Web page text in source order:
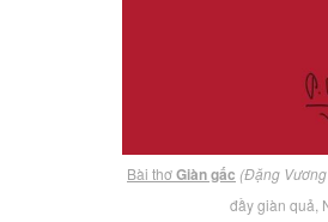
Bài thơGiàn gấc (Đặng
đầy giàn quả,